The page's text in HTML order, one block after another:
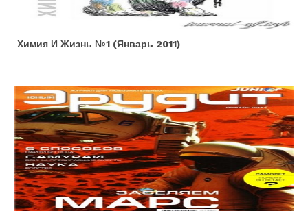
Химия И Жизнь №1 (январь 2011)